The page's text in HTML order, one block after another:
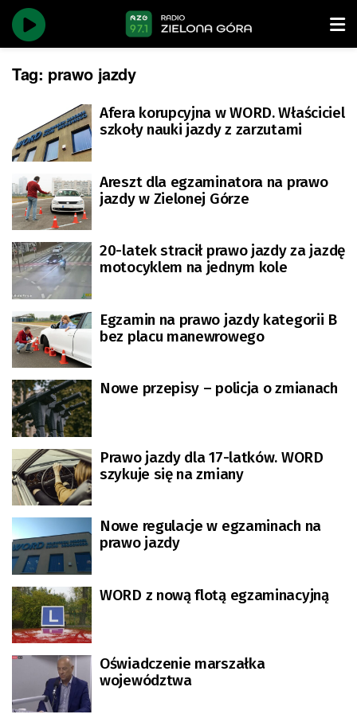
Tag: prawo jazdy
Afera korupcyjna w WORD. Właściciel
szkoły nauki jazdy z zarzutami
Areszt dla egzaminatora na prawo
jazdy w Zielonej Górze
20-latek stracił prawo jazdy za jazdę
motocyklem na jednym kole
Egzamin na prawo jazdy kategorii B
bez placu manewrowego
Nowe przepisy – policja o zmianach
Prawo jazdy dla 17-latków. WORD
szykuje się na zmiany
Nowe regulacje w egzaminach na
prawo jazdy
WORD z nową flotą egzaminacyjną
Oświadczenie marszałka
województwa